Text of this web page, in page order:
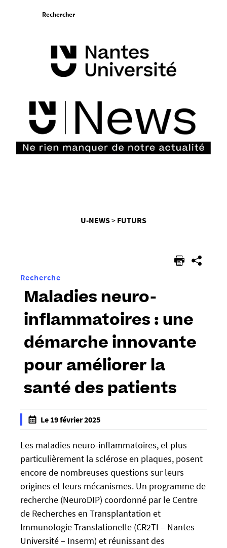
Vous
U-NEWS FUTURS
Rechercher
Recherche
Maladies neuro-
inflammatoires : une
démarche innovante
pour améliorer la
santé des patients
h
t
p
s
:
/
/
u
-
n
Le 19 février 2025
f
a
l
f
a
l
s
e
Les maladies neuro-inflammatoires, et plus
particulièrement la sclérose en plaques, posent
encore de nombreuses questions sur leurs
origines et leurs mécanismes. Un programme de
recherche (NeuroDIP) coordonné par le Centre
de Recherches en Transplantation et
Immunologie Translationelle (CR2TI – Nantes
Université – Inserm) et réunissant des